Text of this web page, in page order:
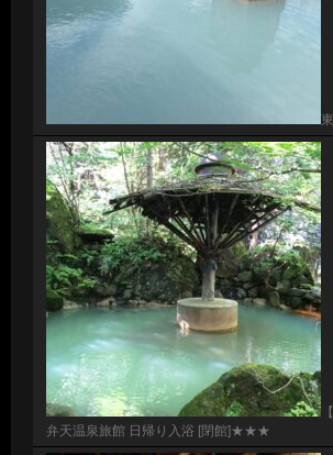
弁天温泉旅館 日帰り入浴 [閉館]★★★